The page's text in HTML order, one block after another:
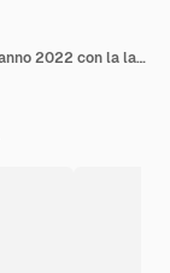
Fondo cinese della decorazione del capodanno 2022 con la lanterna della moneta del sycee dell'oro di Yuan Bao